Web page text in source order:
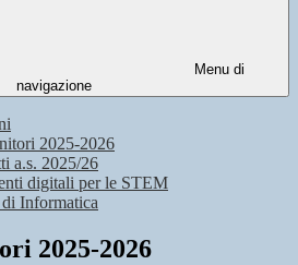
Menu di
navigazione
2025-2026
a.s. 2025/26
digitali per le STEM
Informatica
2025-2026